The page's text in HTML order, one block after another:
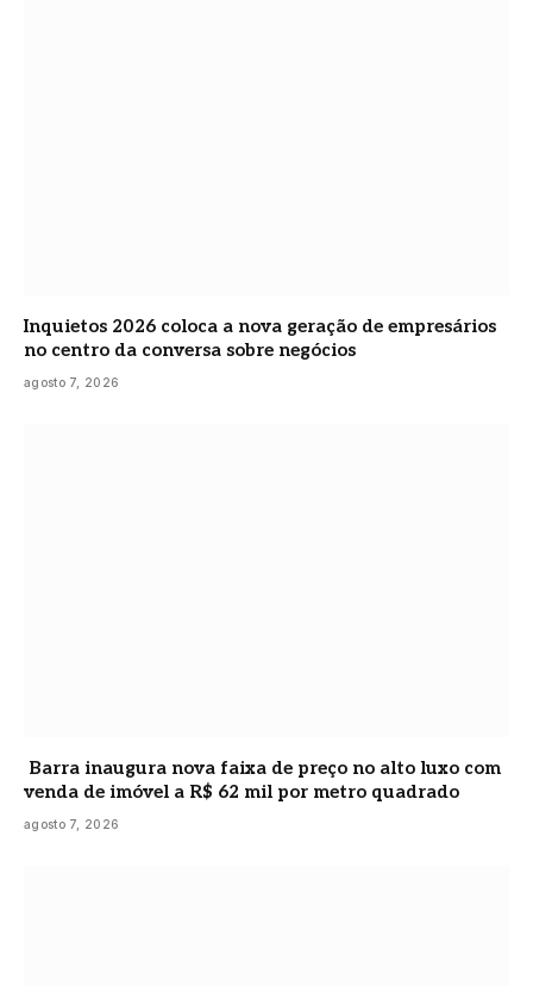
Inquietos 2026 coloca a nova geração de empresários
no centro da conversa sobre negócios
agosto 7, 2026
Barra inaugura nova faixa de preço no alto luxo com
venda de imóvel a R$ 62 mil por metro quadrado
agosto 7, 2026